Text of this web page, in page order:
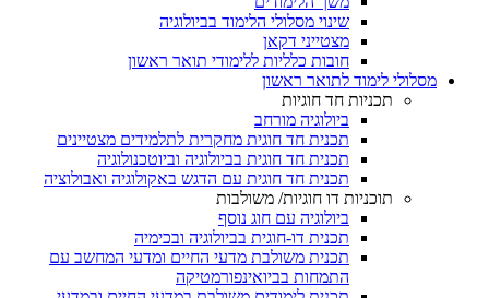
שינוי מסלולי הלימוד בביולוגיה
מצטייני דקאן
חובות כלליות ללימודי תואר ראשון
מסלולי לימוד לתואר ראשון
תכניות חד חוגיות
ביולוגיה מורחב
תכנית חד חוגית מחקרית לתלמידים מצטיינים
תכנית חד חוגית בביולוגיה וביוטכנולוגיה
תכנית חד חוגית עם הדגש באקולוגיה ואבולוציה
תוכניות דו חוגיות/ משולבות
ביולוגיה עם חוג נוסף
תכנית דו-חוגית בביולוגיה ובכימיה
תכנית משולבת מדעי החיים ומדעי המחשב עם
התמחות בביואינפורמטיקה